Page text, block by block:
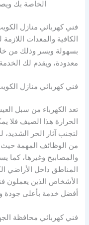
الخاصة بك
فني كهربائي منازل
الكافية والمعدات
بسهولة ويسر وذلك من
معدودة، ويقدم لك الخدمة
فني كهربائي منازل
تعد الكهرباء من سبل
الحرارة هذا الصيف فلا
لتجنب آثار الحر
من الوظائف المهمة حيث
والمصابيح وغيرها، كما
المناطق داخل الأراضي
الأشخاص الذين يعملون
أفضل خدمة بأعلى جودة
فني كهربائي محافظة